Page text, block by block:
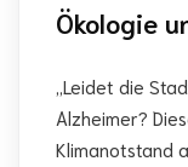
Ökologie
„Leidet die
Alzheimer?
Klimanotstand